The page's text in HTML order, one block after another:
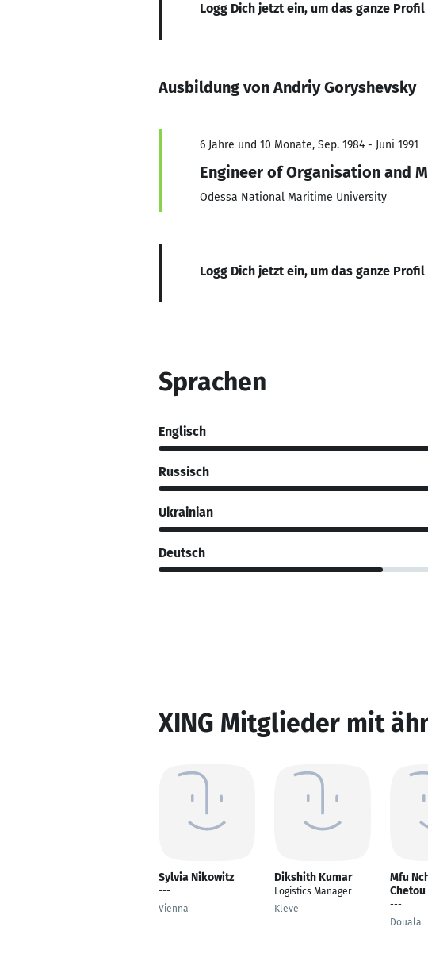
Logg Dich jetzt ein, um das ganze Profil
Ausbildung von Andriy Goryshevsky
6 Jahre und 10 Monate, Sep. 1984 - Juni 1991
Engineer of Organisation and
Odessa National Maritime University
Logg Dich jetzt ein, um das ganze Profil
Sprachen
Englisch
Russisch
Ukrainian
Deutsch
XING Mitglieder mit
Sylvia Nikowitz
---
Vienna
Dikshith Kumar
Logistics Manager
Kleve
Mfu
Chetou
---
Douala